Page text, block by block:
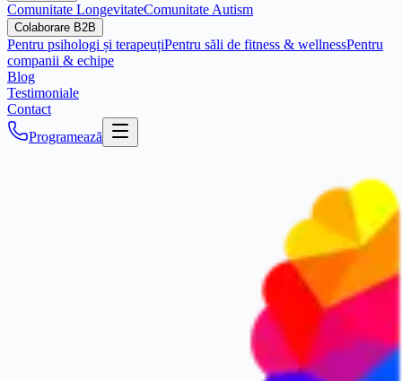
Comunitate LongevitateComunitate Autism
Colaborare B2B
Pentru psihologi și terapeuțiPentru săli de fitness & wellnessPentru
companii & echipe
Blog
Testimoniale
Contact
Programează